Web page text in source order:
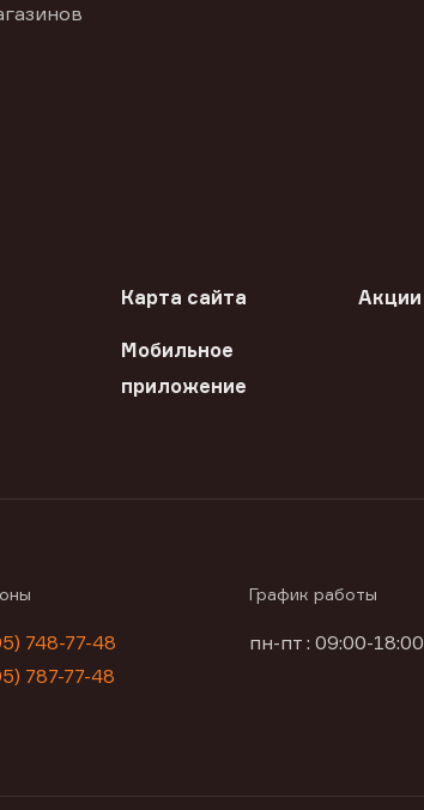
Карта сайта Акции
Мобильное
приложение
748-77-48
787-77-48
График работы
пн-пт : 09:00-18:00